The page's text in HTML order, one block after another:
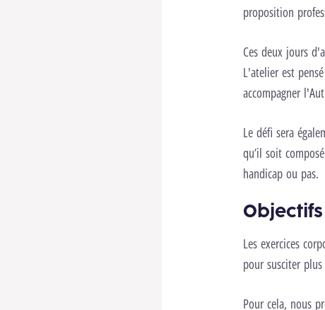
proposition
Ces deux jours
L'atelier est
accompagner
Le défi sera
qu’il soit
handicap ou pas.
Objectifs
Les exercices
pour susciter
Pour cela, nous